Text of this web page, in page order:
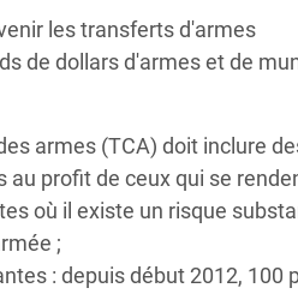
les transferts d'armes
de dollars d'armes et de
armes (TCA) doit inclure
profit de ceux qui se
où il existe un risque
;
: depuis début 2012, 100